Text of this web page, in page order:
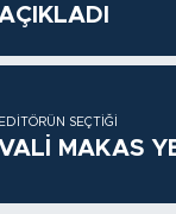
EDITÖRÜN SEÇTIĞI
MAKAS